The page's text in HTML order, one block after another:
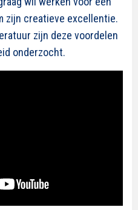
zijn creatieve excellentie.
zijn deze voordelen
onderzocht.